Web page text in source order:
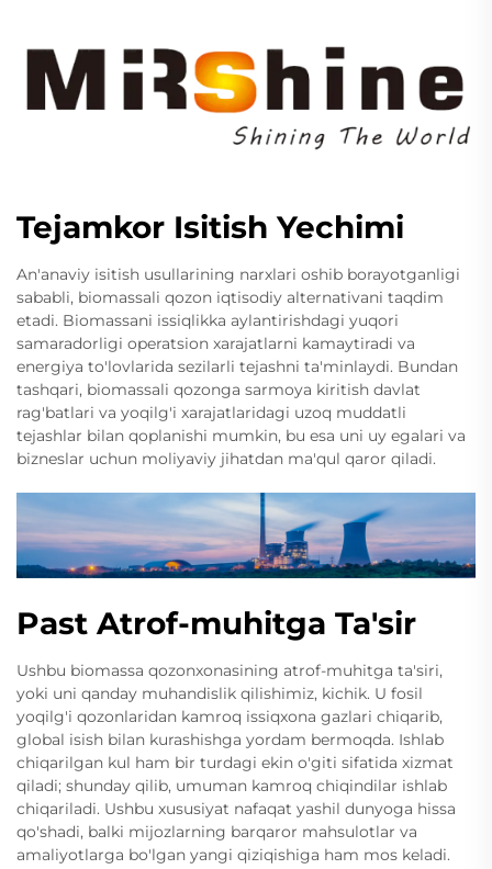
Tejamkor Isitish Yechimi
An'anaviy isitish usullarining narxlari oshib borayotganligi
sababli, biomassali qozon iqtisodiy alternativani taqdim
etadi. Biomassani issiqlikka aylantirishdagi yuqori
samaradorligi operatsion xarajatlarni kamaytiradi va
energiya to'lovlarida sezilarli tejashni ta'minlaydi. Bundan
tashqari, biomassali qozonga sarmoya kiritish davlat
rag'batlari va yoqilg'i xarajatlaridagi uzoq muddatli
tejashlar bilan qoplanishi mumkin, bu esa uni uy egalari va
bizneslar uchun moliyaviy jihatdan ma'qul qaror qiladi.
Past Atrof-muhitga Ta'sir
Ushbu biomassa qozonxonasining atrof-muhitga ta'siri,
yoki uni qanday muhandislik qilishimiz, kichik. U fosil
yoqilg'i qozonlaridan kamroq issiqxona gazlari chiqarib,
global isish bilan kurashishga yordam bermoqda. Ishlab
chiqarilgan kul ham bir turdagi ekin o'giti sifatida xizmat
qiladi; shunday qilib, umuman kamroq chiqindilar ishlab
chiqariladi. Ushbu xususiyat nafaqat yashil dunyoga hissa
qo'shadi, balki mijozlarning barqaror mahsulotlar va
amaliyotlarga bo'lgan yangi qiziqishiga ham mos keladi.